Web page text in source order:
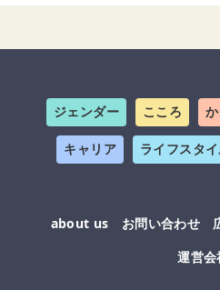
ジェンダー こころ
キャリア ライフスタ
about us お問い合わせ
運営会